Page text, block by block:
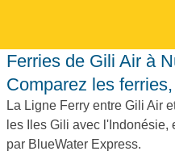
Ferries de Gili Air à Nusa Lembongan.
Comparez les
La Ligne Ferry entre Gili Air
les Iles Gili avec
par BlueWater Express.